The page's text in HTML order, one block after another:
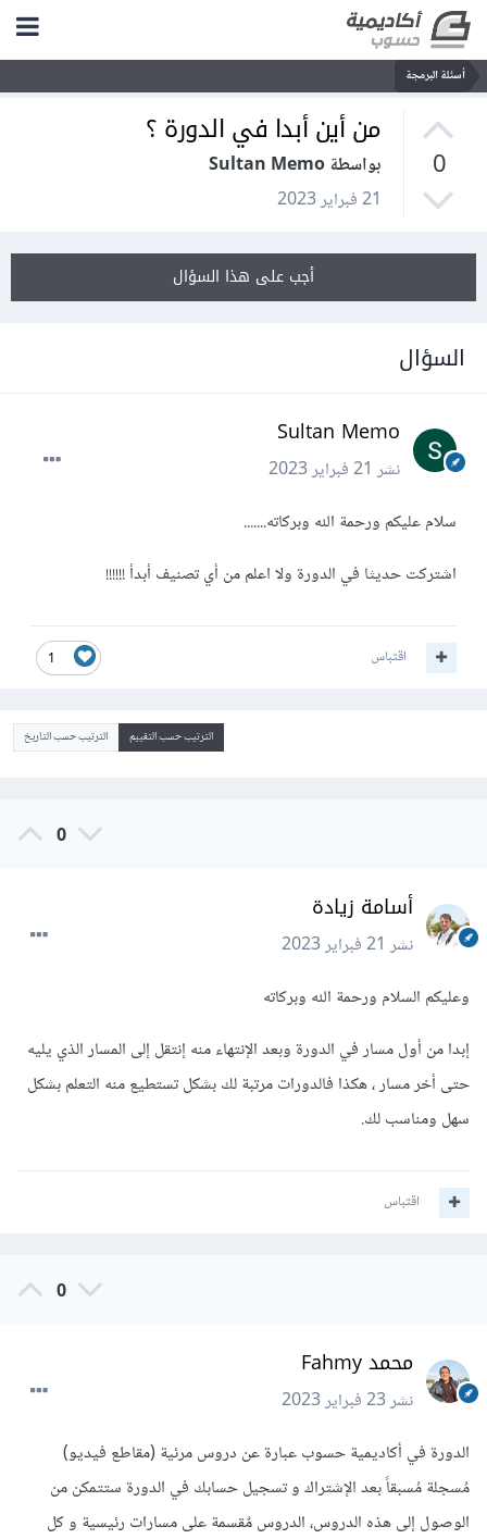
أسئلة البرمجة
0
من أين أبدا في الدورة ؟
بواسطة Sultan Memo
21 فبراير 2023
أجب على هذا السؤال
السؤال
Sultan Memo
نشر21 فبراير 2023
سلام عليكم ورحمة الله وبركاته.......
اشتركت حديثا في الدورة ولا اعلم من أي تصنيف أبدأ !!!!!!
1 اقتباس
الترتيب حسب التقييم الترتيب حسب التاريخ
0
أسامة زيادة
نشر21 فبراير 2023
وعليكم السلام ورحمة الله وبركاته
إبدا من أول مسار في الدورة وبعد الإنتهاء منه إنتقل إلى المسار الذي يليه
حتى أخر مسار ، هكذا فالدورات مرتبة لك بشكل تستطيع منه التعلم بشكل
سهل ومناسب لك.
اقتباس
0
محمد Fahmy
نشر23 فبراير 2023
الدورة في أكاديمية حسوب عبارة عن دروس مرئية (مقاطع فيديو)
مُسجلة مُسبقاً بعد الإشتراك و تسجيل حسابك في الدورة ستتمكن من
الوصول إلى هذه الدروس، الدروس مٌقسمة على مسارات رئيسية و كل